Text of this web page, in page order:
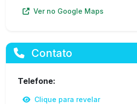
Ver no Google Maps
Contato
Telefone:
Clique para revelar